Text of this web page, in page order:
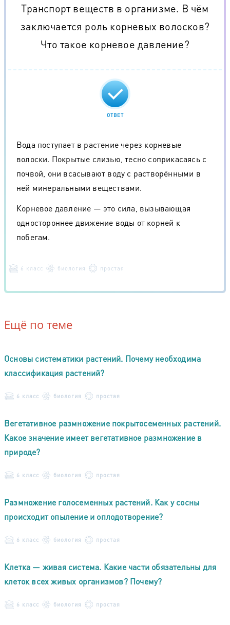
Транспорт веществ в организме. В чём
заключается роль корневых волосков?
Что такое корневое давление?
ОТВЕТ
Вода поступает в растение через корневые
волоски. Покрытые слизью, тесно соприкасаясь с
почвой, они всасывают воду с растворёнными в
ней минеральными веществами.
Корневое давление — это сила, вызывающая
одностороннее движение воды от корней к
побегам.
6 класс биология простая
Ещё по теме
Основы систематики растений. Почему необходима
классификация растений?
6 класс биология простая
Вегетативное размножение покрытосеменных растений.
Какое значение имеет вегетативное размножение в
природе?
6 класс биология простая
Размножение голосеменных растений. Как у сосны
происходит опыление и оплодотворение?
6 класс биология простая
Клетка — живая система. Какие части обязательны для
клеток всех живых организмов? Почему?
6 класс биология простая